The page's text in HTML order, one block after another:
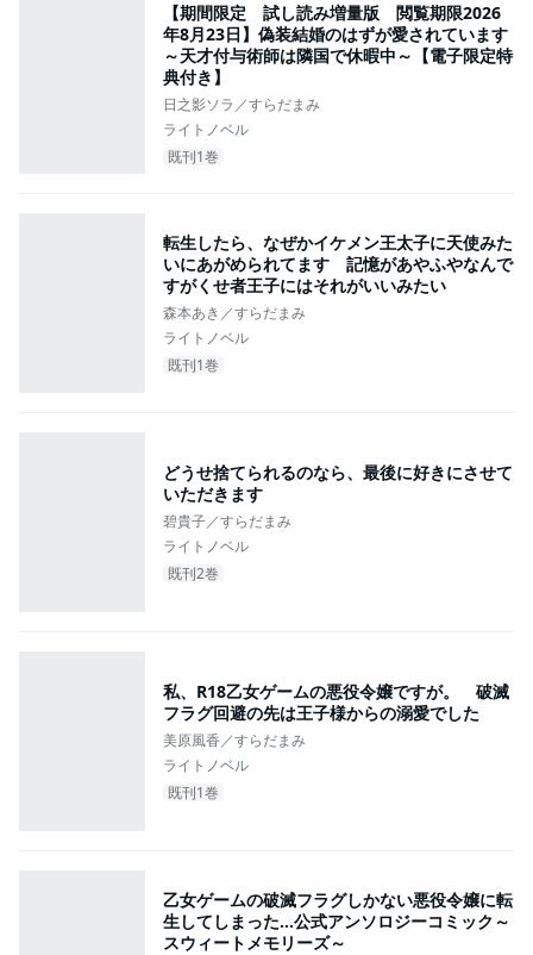
【期間限定 試し読み増量版 閲覧期限2026
年8月23日】偽装結婚のはずが愛されています
～天才付与術師は隣国で休暇中～【電子限定特
典付き】
日之影ソラ／すらだまみ
ライトノベル
既刊1巻
転生したら、なぜかイケメン王太子に天使みた
いにあがめられてます 記憶があやふやなんで
すがくせ者王子にはそれがいいみたい
森本あき／すらだまみ
ライトノベル
既刊1巻
どうせ捨てられるのなら、最後に好きにさせて
いただきます
碧貴子／すらだまみ
ライトノベル
既刊2巻
私、R18乙女ゲームの悪役令嬢ですが。 破滅
フラグ回避の先は王子様からの溺愛でした
美原風香／すらだまみ
ライトノベル
既刊1巻
乙女ゲームの破滅フラグしかない悪役令嬢に転
生してしまった…公式アンソロジーコミック～
スウィートメモリーズ～